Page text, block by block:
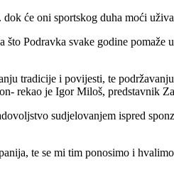
će oni sportskog duha moći
Podravka svake godine
tradicije i povijesti, te
rekao je Igor Miloš, predstavnik
sudjelovanjem ispred
te se mi tim ponosimo i